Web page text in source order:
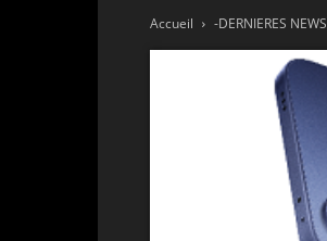
Accueil -DERNIERES NEWS